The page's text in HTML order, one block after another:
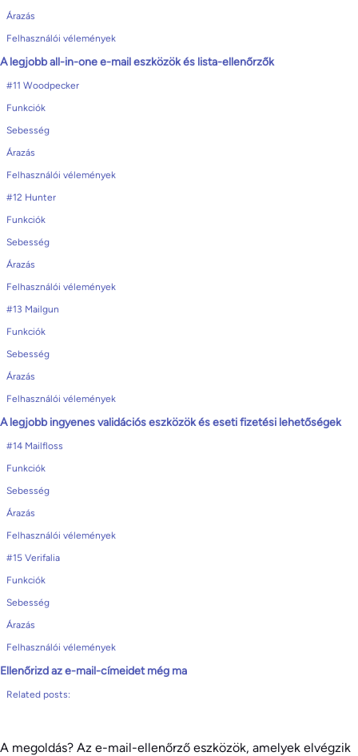
Árazás
Felhasználói vélemények
A legjobb all-in-one e-mail eszközök és lista-ellenőrzők
#11 Woodpecker
Funkciók
Sebesség
Árazás
Felhasználói vélemények
#12 Hunter
Funkciók
Sebesség
Árazás
Felhasználói vélemények
#13 Mailgun
Funkciók
Sebesség
Árazás
Felhasználói vélemények
A legjobb ingyenes validációs eszközök és eseti fizetési lehetőségek
#14 Mailfloss
Funkciók
Sebesség
Árazás
Felhasználói vélemények
#15 Verifalia
Funkciók
Sebesség
Árazás
Felhasználói vélemények
Ellenőrizd az e-mail-címeidet még ma
Related posts:
A megoldás? Az e-mail-ellenőrző eszközök, amelyek elvégzik